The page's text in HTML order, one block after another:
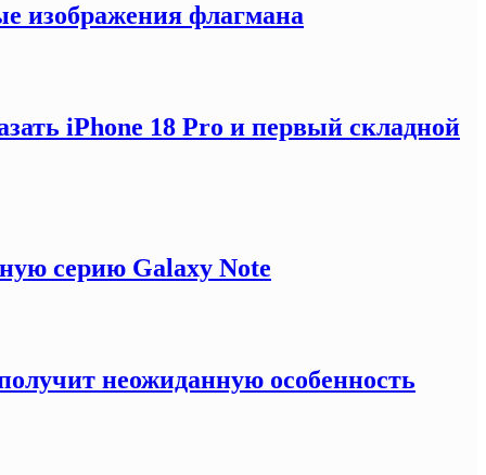
изображения флагмана
iPhone 18 Pro и первый складной
серию Galaxy Note
неожиданную особенность